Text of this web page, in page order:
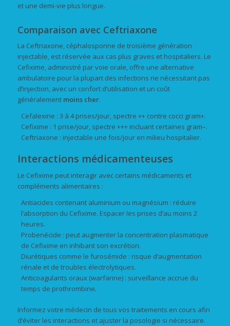
et une demi-vie plus longue.
Comparaison avec Ceftriaxone
La Ceftriaxone, céphalosporine de troisième génération
injectable, est réservée aux cas plus graves et hospitaliers. Le
Cefixime, administré par voie orale, offre une alternative
ambulatoire pour la plupart des infections ne nécessitant pas
d’injection, avec un confort d’utilisation et un coût
généralement moins cher.
Cefalexine : 3 à 4 prises/jour, spectre ++ contre cocci gram+.
Cefixime : 1 prise/jour, spectre +++ incluant certaines gram–.
Ceftriaxone : injectable une fois/jour en milieu hospitalier.
Interactions médicamenteuses
Le Cefixime peut interagir avec certains médicaments et
compléments alimentaires :
Antiacides contenant aluminium ou magnésium : réduire
l’absorption du Cefixime. Espacer les prises d’au moins 2
heures.
Probenécide : peut augmenter la concentration plasmatique
de Cefixime en inhibant son excrétion.
Diurétiques comme le furosémide : risque d’augmentation
rénale et de troubles électrolytiques.
Anticoagulants oraux (warfarine) : surveillance accrue du
temps de prothrombine.
Informez votre médecin de tous vos traitements en cours afin
d’éviter les interactions et ajuster la posologie si nécessaire.